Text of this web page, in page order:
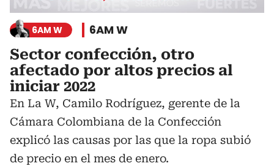
6AM W 6AM W
Sector confección, otro
afectado por altos precios al
iniciar 2022
En La W, Camilo Rodríguez, gerente de la
Cámara Colombiana de la Confección
explicó las causas por las que la ropa subió
de precio en el mes de enero.